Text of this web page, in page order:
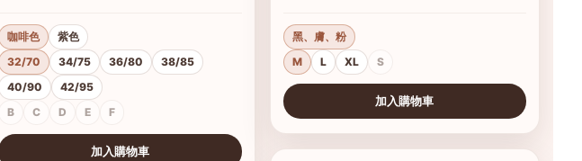
咖啡色
紫色
32/70
34/75 36/80
38/85
40/90
42/95
B
C D E F
加入購物車
黑、膚、粉
M
L XL S
加入購物車